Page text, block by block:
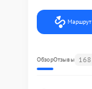
Маршрут
ОбзорОтзывы 168